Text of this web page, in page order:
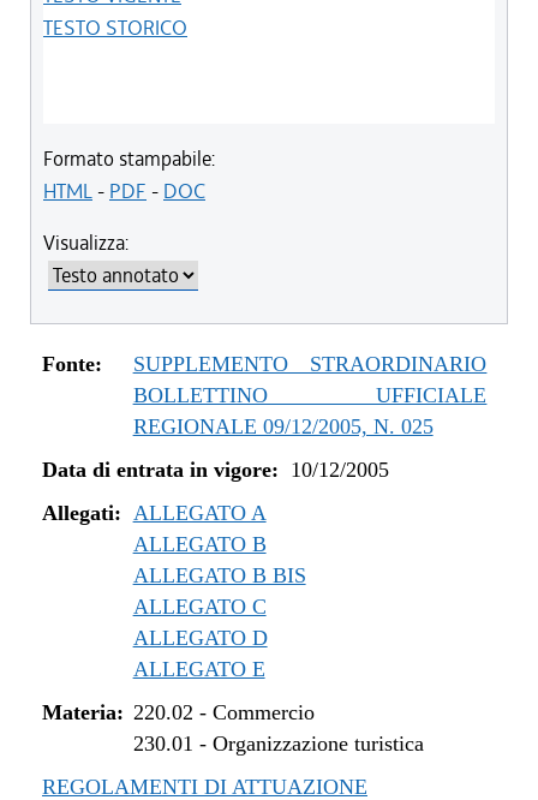
TESTO STORICO
Formato stampabile:
HTML- PDF - DOC
Visualizza:
Fonte:
SUPPLEMENTO STRAORDINARIO
BOLLETTINO UFFICIALE
REGIONALE 09/12/2005, N. 025
Data di entrata in vigore: 10/12/2005
Allegati: ALLEGATO A
ALLEGATO B
ALLEGATO B BIS
ALLEGATO C
ALLEGATO D
ALLEGATO E
Materia: 220.02 - Commercio
230.01 - Organizzazione turistica
REGOLAMENTI DI ATTUAZIONE